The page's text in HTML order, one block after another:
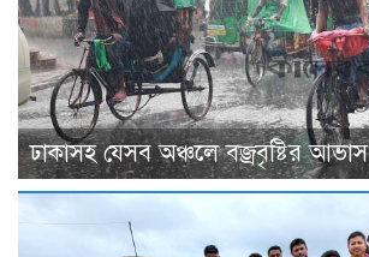
ঢাকাসহ যেসব অঞ্চলে বজ্রবৃষ্টির আভাস